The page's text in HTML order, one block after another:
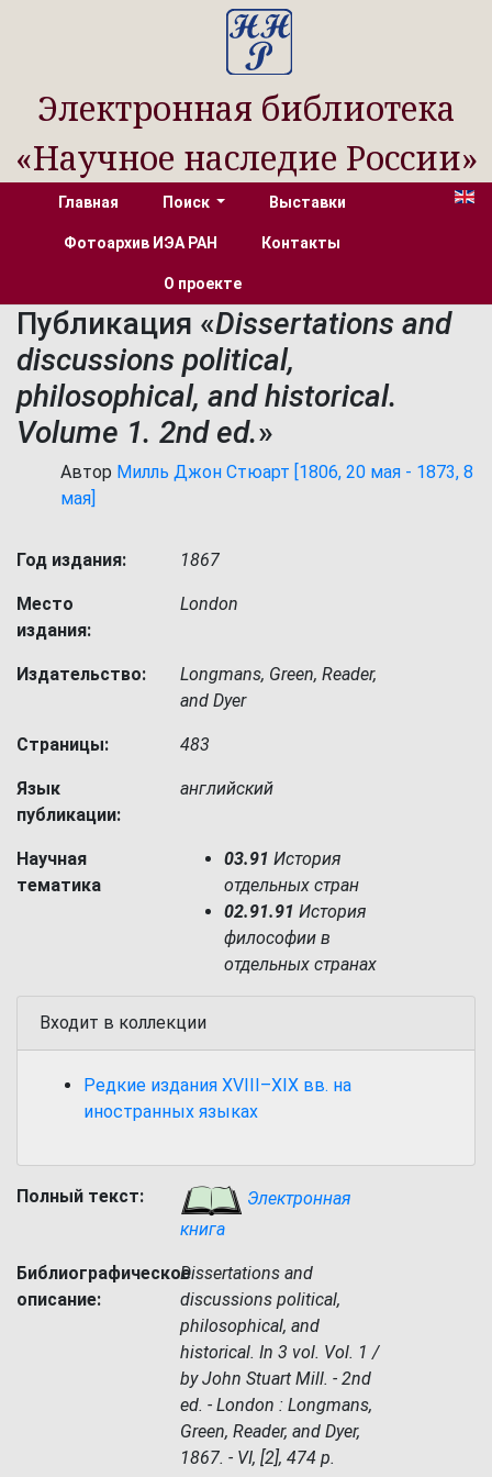
Электронная библиотека
«Научное наследие России»
Главная Поиск Выставки
Фотоархив ИЭА РАН Контакты
О проекте
Публикация «Dissertations and
discussions political,
philosophical, and historical.
Volume 1. 2nd ed.»
Автор Милль Джон Стюарт [1806, 20 мая - 1873, 8
мая]
Год издания: 1867
Место
издания:
London
Издательство:
Longmans, Green, Reader,
and Dyer
Страницы: 483
Язык
публикации:
английский
Научная
тематика
03.91 История
отдельных стран
02.91.91 История
философии в
отдельных странах
Входит в коллекции
Редкие издания XVIII–XIX вв. на
иностранных языках
Полный текст:
Электронная
книга
Библиографическое
описание:
Dissertations and
discussions political,
philosophical, and
historical. In 3 vol. Vol. 1 /
by John Stuart Mill. - 2nd
ed. - London : Longmans,
Green, Reader, and Dyer,
1867. - VI, [2], 474 p.